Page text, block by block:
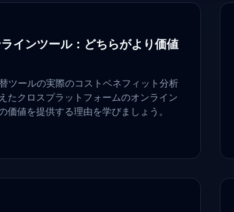
インツール：どちらがより価値
ツールの実際のコストベネフィット分析
たクロスプラットフォームのオンライン
価値を提供する理由を学びましょう。